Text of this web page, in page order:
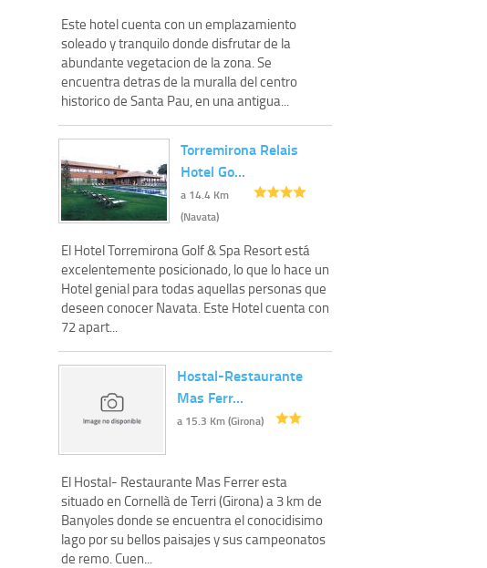
Este hotel cuenta con un emplazamiento
soleado y tranquilo donde disfrutar de la
abundante vegetacion de la zona. Se
encuentra detras de la muralla del centro
historico de Santa Pau, en una antigua...
Torremirona Relais
Hotel Go…
a 14.4 Km
(Navata)
El Hotel Torremirona Golf & Spa Resort está
excelentemente posicionado, lo que lo hace un
Hotel genial para todas aquellas personas que
deseen conocer Navata. Este Hotel cuenta con
72 apart...
Hostal-Restaurante
Mas Ferr…
a 15.3 Km (Girona)
El Hostal- Restaurante Mas Ferrer esta
situado en Cornellà de Terri (Girona) a 3 km de
Banyoles donde se encuentra el conocidisimo
lago por su bellos paisajes y sus campeonatos
de remo. Cuen...